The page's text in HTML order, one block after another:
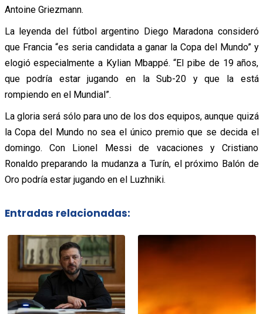
Antoine Griezmann.
La leyenda del fútbol argentino Diego Maradona consideró
que Francia “es seria candidata a ganar la Copa del Mundo” y
elogió especialmente a Kylian Mbappé. “El pibe de 19 años,
que podría estar jugando en la Sub-20 y que la está
rompiendo en el Mundial”.
La gloria será sólo para uno de los dos equipos, aunque quizá
la Copa del Mundo no sea el único premio que se decida el
domingo. Con Lionel Messi de vacaciones y Cristiano
Ronaldo preparando la mudanza a Turín, el próximo Balón de
Oro podría estar jugando en el Luzhniki.
Entradas relacionadas: